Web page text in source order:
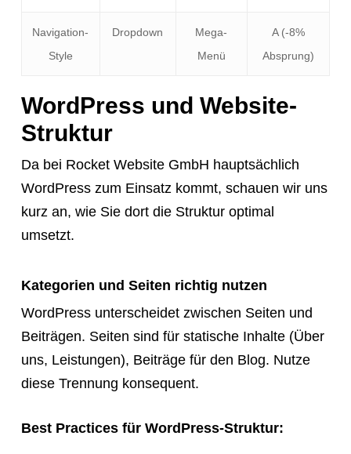
Navigation-
Style
Dropdown
Mega-
Menü
A (-8%
Absprung)
WordPress und Website-
Struktur
Da bei Rocket Website GmbH hauptsächlich
WordPress zum Einsatz kommt, schauen wir uns
kurz an, wie Sie dort die Struktur optimal
umsetzt.
Kategorien und Seiten richtig nutzen
WordPress unterscheidet zwischen Seiten und
Beiträgen. Seiten sind für statische Inhalte (Über
uns, Leistungen), Beiträge für den Blog. Nutze
diese Trennung konsequent.
Best Practices für WordPress-Struktur: